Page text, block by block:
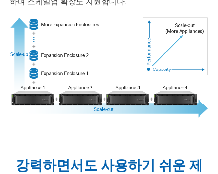
강력하면서도 사용하기 쉬운 제